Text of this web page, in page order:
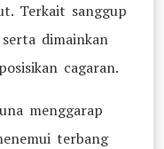
Terkait sanggup
dimainkan
cagaran.
menggarap
terbang